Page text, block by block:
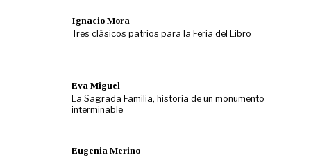
Ignacio Mora
Tres clásicos patrios para la Feria del Libro
Eva Miguel
La Sagrada Familia, historia de un monumento
interminable
Eugenia Merino